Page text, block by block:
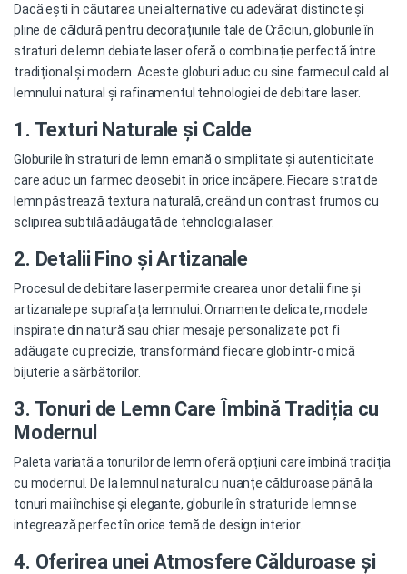
Dacă ești în căutarea unei alternative cu adevărat distincte și
pline de căldură pentru decorațiunile tale de Crăciun, globurile în
straturi de lemn debiate laser oferă o combinație perfectă între
tradițional și modern. Aceste globuri aduc cu sine farmecul cald al
lemnului natural și rafinamentul tehnologiei de debitare laser.
1. Texturi Naturale și Calde
Globurile în straturi de lemn emană o simplitate și autenticitate
care aduc un farmec deosebit în orice încăpere. Fiecare strat de
lemn păstrează textura naturală, creând un contrast frumos cu
sclipirea subtilă adăugată de tehnologia laser.
2. Detalii Fino și Artizanale
Procesul de debitare laser permite crearea unor detalii fine și
artizanale pe suprafața lemnului. Ornamente delicate, modele
inspirate din natură sau chiar mesaje personalizate pot fi
adăugate cu precizie, transformând fiecare glob într-o mică
bijuterie a sărbătorilor.
3. Tonuri de Lemn Care Îmbină Tradiția cu
Modernul
Paleta variată a tonurilor de lemn oferă opțiuni care îmbină tradiția
cu modernul. De la lemnul natural cu nuanțe călduroase până la
tonuri mai închise și elegante, globurile în straturi de lemn se
integrează perfect în orice temă de design interior.
4. Oferirea unei Atmosfere Călduroase și